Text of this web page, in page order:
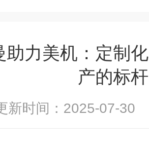
助力美机：定制
产的标杆
新时间：2025-07-